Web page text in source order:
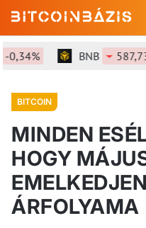
BNB 587,73$
BITCOIN
MINDEN
HOGY
ÁRFOLYAMA